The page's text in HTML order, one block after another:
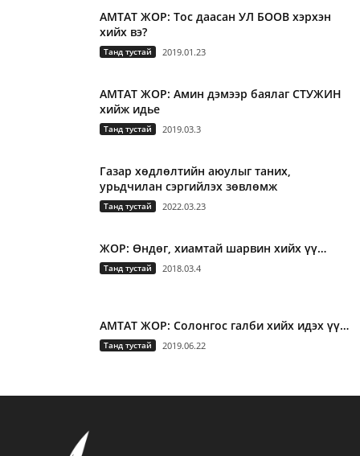
АМТАТ ЖОР: Тос даасан УЛ БООВ хэрхэн
хийх вэ?
Танд тустай 2019.01.23
АМТАТ ЖОР: Амин дэмээр баялаг СТУЖИН
хийж идье
Танд тустай 2019.03.3
Газар хөдлөлтийн аюулыг таних,
урьдчилан сэргийлэх зөвлөмж
Танд тустай 2022.03.23
ЖОР: Өндөг, хиамтай шарвин хийх үү…
Танд тустай 2018.03.4
АМТАТ ЖОР: Солонгос галби хийх идэх үү…
Танд тустай 2019.06.22